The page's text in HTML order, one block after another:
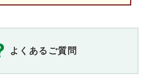
よくあるご質問